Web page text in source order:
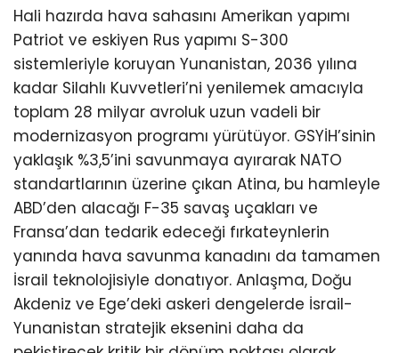
Hali hazırda hava sahasını Amerikan yapımı
Patriot ve eskiyen Rus yapımı S-300
sistemleriyle koruyan Yunanistan, 2036 yılına
kadar Silahlı Kuvvetleri’ni yenilemek amacıyla
toplam 28 milyar avroluk uzun vadeli bir
modernizasyon programı yürütüyor. GSYİH’sinin
yaklaşık %3,5’ini savunmaya ayırarak NATO
standartlarının üzerine çıkan Atina, bu hamleyle
ABD’den alacağı F-35 savaş uçakları ve
Fransa’dan tedarik edeceği fırkateynlerin
yanında hava savunma kanadını da tamamen
İsrail teknolojisiyle donatıyor. Anlaşma, Doğu
Akdeniz ve Ege’deki askeri dengelerde İsrail-
Yunanistan stratejik eksenini daha da